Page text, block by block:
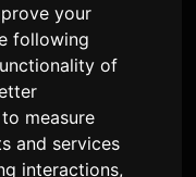
your
following
of
to measure
and services
interactions,
sa AFA